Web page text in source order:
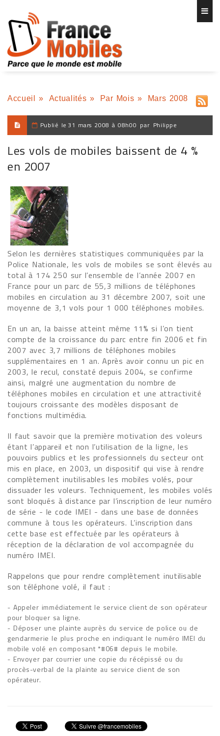
Accueil » Actualités » Par Mois » Mars 2008
Publié le 31 mars 2008 à 08h00 par Philippe
Les vols de mobiles baissent de 4 %
en 2007
Selon les dernières statistiques communiquées par la
Police Nationale, les vols de mobiles se sont élevés au
total à 174 250 sur l’ensemble de l’année 2007 en
France pour un parc de 55,3 millions de téléphones
mobiles en circulation au 31 décembre 2007, soit une
moyenne de 3,1 vols pour 1 000 téléphones mobiles.
En un an, la baisse atteint même 11% si l’on tient
compte de la croissance du parc entre fin 2006 et fin
2007 avec 3,7 millions de téléphones mobiles
supplémentaires en 1 an. Après avoir connu un pic en
2003, le recul, constaté depuis 2004, se confirme
ainsi, malgré une augmentation du nombre de
téléphones mobiles en circulation et une attractivité
toujours croissante des modèles disposant de
fonctions multimédia.
Il faut savoir que la première motivation des voleurs
étant l’appareil et non l’utilisation de la ligne, les
pouvoirs publics et les professionnels du secteur ont
mis en place, en 2003, un dispositif qui vise à rendre
complètement inutilisables les mobiles volés, pour
dissuader les voleurs. Techniquement, les mobiles volés
sont bloqués à distance par l’inscription de leur numéro
de série - le code IMEI - dans une base de données
commune à tous les opérateurs. L’inscription dans
cette base est effectuée par les opérateurs à
réception de la déclaration de vol accompagnée du
numéro IMEI.
Rappelons que pour rendre complètement inutilisable
son téléphone volé, il faut :
- Appeler immédiatement le service client de son opérateur
pour bloquer sa ligne.
- Déposer une plainte auprès du service de police ou de
gendarmerie le plus proche en indiquant le numéro IMEI du
mobile volé en composant *#06# depuis le mobile.
- Envoyer par courrier une copie du récépissé ou du
procès-verbal de la plainte au service client de son
opérateur.